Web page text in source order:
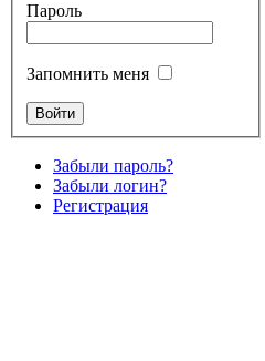
Пароль
Запомнить меня
Забыли пароль?
Забыли логин?
Регистрация